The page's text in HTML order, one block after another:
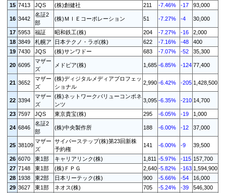
15 7413 JQS (株)創健社 211 -7.46% -17 93,000
16 3442
名証2
部
(株)ＭＩＥコーポレーション 51 -7.27% -4 30,000
17 5953 福証 昭和鉄工(株) 204 -7.27% -16
2,000
18 3849 札幌ア 日本テクノ・ラボ(株) 622 -7.16% -48
400
19 7430 JQS (株)サンワドー 683 -7.07% -52 35,300
20 6095
マザー
ズ
メドピア(株) 1,685 -6.85% -124 77,400
21 3652
マザー
ズ
(株)ディジタルメディアプロフェッ
ショナル
2,990 -6.42% -205 1,428,500
22 3394
マザー
ズ
(株)ネットワークバリューコンポネ
ンツ
3,095 -6.35% -210 14,700
23 7597 JQS 東京貴宝(株) 295 -6.05% -19 1,000
24 6846
名証2
部
(株)中央製作所 188 -6.00% -12 37,000
25 38109
マザー
ズ
サイバーステップ(株)第23回新株
予約権
141 -6.00% -9 39,500
26 6070 東1部 キャリアリンク(株) 1,811 -5.97% -115 157,700
27 7148 東1部 (株)ＦＰＧ 2,640 -5.82% -163 1,594,900
28 1938 東2部 日本リーテック(株) 900 -5.66% -54
16,000
29 3627 東1部 ネオス(株) 705 -5.24% -39 546,300